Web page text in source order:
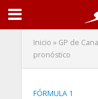
Inicio » GP de
pronóstico
FÓRMULA 1